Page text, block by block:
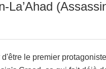
La’Ahad
le premier